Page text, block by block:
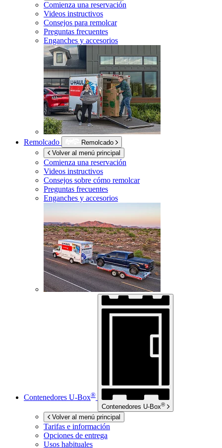
Comienza una reservación
Videos instructivos
Consejos para remolcar
Preguntas frecuentes
Enganches y accesorios
Remolcado
Remolcado
Volver al menú principal
Comienza una reservación
Videos instructivos
Consejos sobre cómo remolcar
Preguntas frecuentes
Enganches y accesorios
Contenedores U-Box®
Contenedores U-Box®
Volver al menú principal
Tarifas e información
Opciones de entrega
Usos habituales